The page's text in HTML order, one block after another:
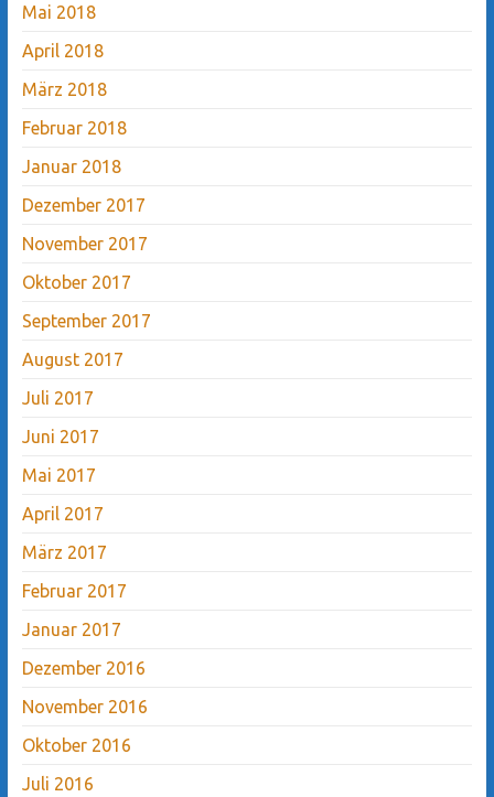
Mai 2018
April 2018
März 2018
Februar 2018
Januar 2018
Dezember 2017
November 2017
Oktober 2017
September 2017
August 2017
Juli 2017
Juni 2017
Mai 2017
April 2017
März 2017
Februar 2017
Januar 2017
Dezember 2016
November 2016
Oktober 2016
Juli 2016